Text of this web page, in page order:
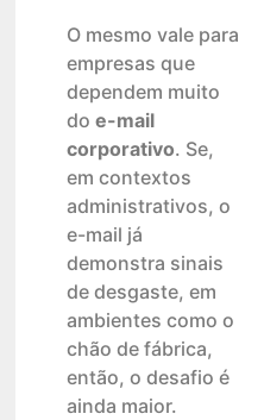
O mesmo vale para
empresas que
dependem muito
do e-mail
corporativo. Se,
em contextos
administrativos, o
e-mail já
demonstra sinais
de desgaste, em
ambientes como o
chão de fábrica,
então, o desafio é
ainda maior.